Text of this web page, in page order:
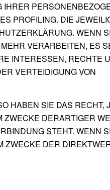
IHRER
PROFILING. DIE
WENN
VERARBEITEN, ES
INTERESSEN, RECHTE
VERTEIDIGUNG VON
HABEN SIE DAS RECHT,
DERARTIGER
STEHT. WENN
ZWECKE DER